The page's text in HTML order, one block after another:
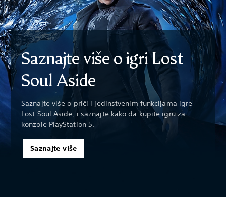
Saznajte više o igri Lost
Soul Aside
Saznajte više o priči i jedinstvenim funkcijama igre
Lost Soul Aside, i saznajte kako da kupite igru za
konzole PlayStation 5.
Saznajte više